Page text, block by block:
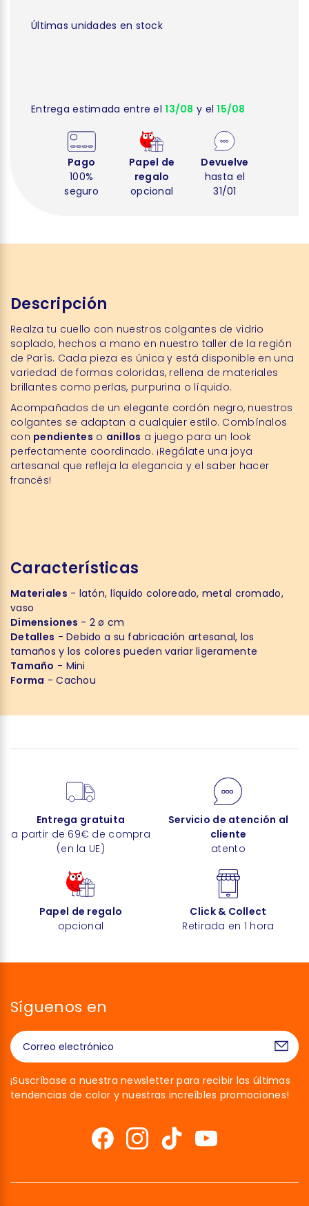
Últimas unidades en stock
Entrega estimada entre el13/08 y el15/08
Pago
100%
seguro
Papel de
regalo
opcional
Devuelve
hasta el
31/01
Descripción
Realza tu cuello con nuestros colgantes de vidrio
soplado, hechos a mano en nuestro taller de la región
de París. Cada pieza es única y está disponible en una
variedad de formas coloridas, rellena de materiales
brillantes como perlas, purpurina o líquido.
Acompañados de un elegante cordón negro, nuestros
colgantes se adaptan a cualquier estilo. Combínalos
con pendientes o anillos a juego para un look
perfectamente coordinado. ¡Regálate una joya
artesanal que refleja la elegancia y el saber hacer
francés!
Características
Materiales - latón, líquido coloreado, metal cromado,
vaso
Dimensiones - 2 ø cm
Detalles - Debido a su fabricación artesanal, los
tamaños y los colores pueden variar ligeramente
Tamaño - Mini
Forma - Cachou
Entrega gratuita
a partir de 69€ de compra
(en la UE)
Servicio de atención al
cliente
atento
Papel de regalo
opcional
Click & Collect
Retirada en 1 hora
Síguenos en
¡Suscríbase a nuestra newsletter para recibir las últimas
tendencias de color y nuestras increíbles promociones!